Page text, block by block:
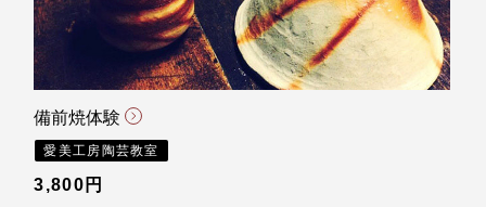
備前焼体験
愛美工房陶芸教室
3,800円